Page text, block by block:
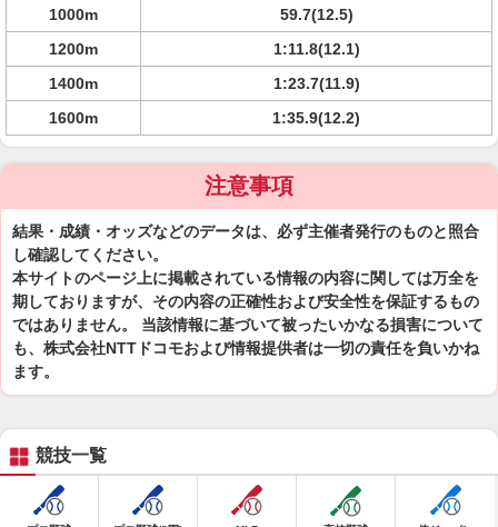
1000m
59.7(12.5)
1200m
1:11.8(12.1)
1400m
1:23.7(11.9)
1600m
1:35.9(12.2)
注意事項
結果・成績・オッズなどのデータは、必ず主催者発行のものと照合
し確認してください。
本サイトのページ上に掲載されている情報の内容に関しては万全を
期しておりますが、その内容の正確性および安全性を保証するもの
ではありません。 当該情報に基づいて被ったいかなる損害について
も、株式会社NTTドコモおよび情報提供者は一切の責任を負いかね
ます。
競技一覧